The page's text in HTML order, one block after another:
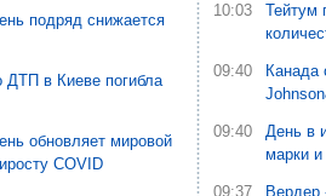
подряд снижается
ДТП в Киеве погибла
обновляет мировой
COVID
10:03
Тейтум
09:40
Канада
09:40
День в
марки и
09:37
Вердер